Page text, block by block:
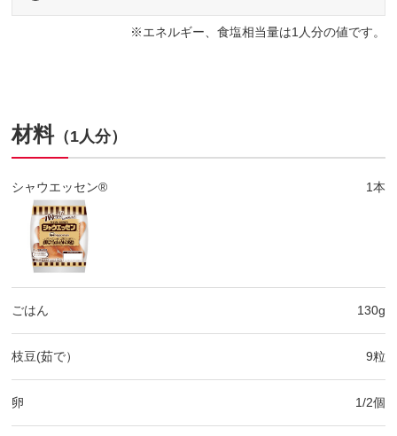
エネルギー、食塩相当量は1人分の値です。
材料（1人分）
シャウエッセン® 1本
ごはん 130g
枝豆(茹で） 9粒
卵 1/2個